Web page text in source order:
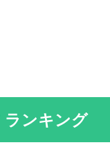
ランキング